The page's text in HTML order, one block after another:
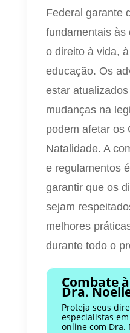
Federal garante
fundamentais às
o direito à vida,
educação. Os
estar
mudanças na
podem afetar os
Natalidade. A
e regulamentos
garantir que os
sejam
melhores
durante todo o
Combate
Dra.
Proteja seus
especialistas
online com Dra.